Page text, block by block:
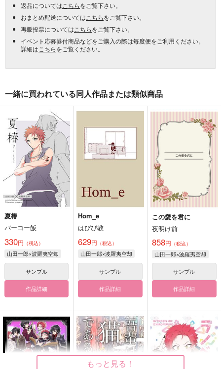
返品については こちらをご覧下さい。
おまとめ配送については こちらをご覧下さい。
再販投票については こちらをご覧下さい。
イベント応募券付商品などをご購入の際は毎度便をご利用ください。
詳細は こちらをご覧ください。
一緒に買われている同人作品または類似商品
夏椿
バーコー飯
330円 （税込）
山田一郎×波羅夷空却
サンプル
作品詳細
Hom_e
はぴぴ教
629円 （税込）
山田一郎×波羅夷空却
サンプル
作品詳細
この愛を君に
夜明け前
858円 （税込）
山田一郎×波羅夷空却
サンプル
作品詳細
もっと見る！